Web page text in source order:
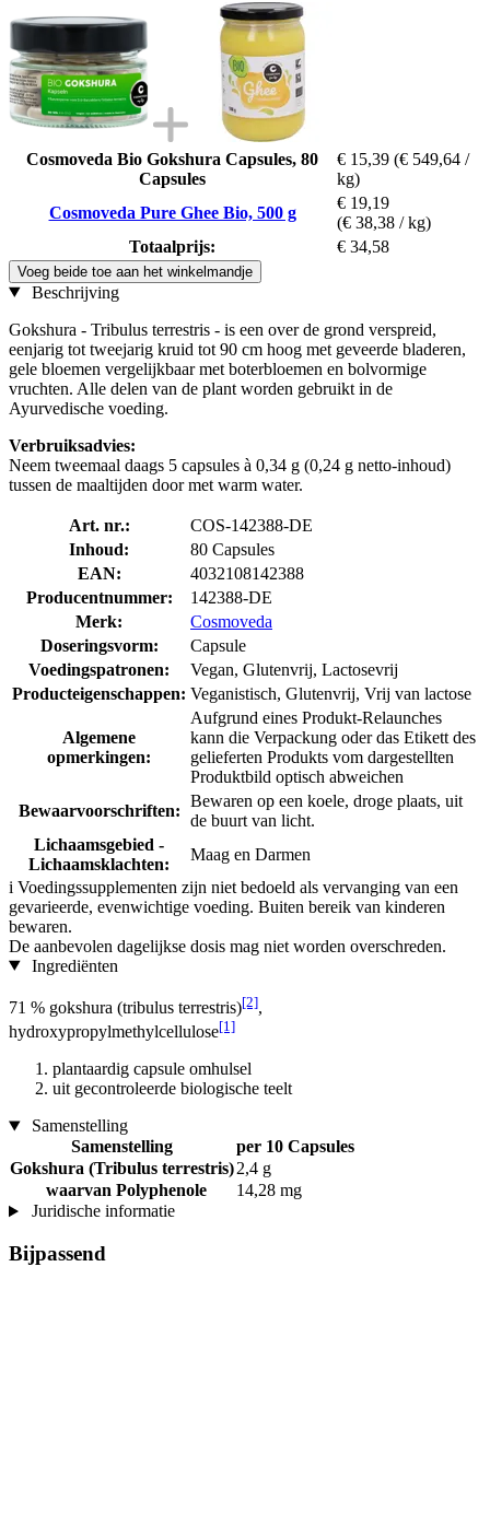
Cosmoveda Bio Gokshura Capsules, 80
Capsules
€ 15,39 (€ 549,64 /
kg)
Cosmoveda Pure Ghee Bio, 500 g
€ 19,19
(€ 38,38 / kg)
Totaalprijs:
€ 34,58
Voeg beide toe aan het winkelmandje
Beschrijving
Gokshura - Tribulus terrestris - is een over de grond verspreid,
eenjarig tot tweejarig kruid tot 90 cm hoog met geveerde bladeren,
gele bloemen vergelijkbaar met boterbloemen en bolvormige
vruchten. Alle delen van de plant worden gebruikt in de
Ayurvedische voeding.
Verbruiksadvies:
Neem tweemaal daags 5 capsules à 0,34 g (0,24 g netto-inhoud)
tussen de maaltijden door met warm water.
Art. nr.:
COS-142388-DE
Inhoud:
80 Capsules
EAN:
4032108142388
Producentnummer:
142388-DE
Merk:
Cosmoveda
Doseringsvorm:
Capsule
Voedingspatronen:
Vegan, Glutenvrij, Lactosevrij
Producteigenschappen: Veganistisch, Glutenvrij, Vrij van lactose
Algemene
opmerkingen:
Aufgrund eines Produkt-Relaunches
kann die Verpackung oder das Etikett des
gelieferten Produkts vom dargestellten
Produktbild optisch abweichen
Bewaarvoorschriften:
Bewaren op een koele, droge plaats, uit
de buurt van licht.
Lichaamsgebied -
Lichaamsklachten:
Maag en Darmen
i Voedingssupplementen zijn niet bedoeld als vervanging van een
gevarieerde, evenwichtige voeding. Buiten bereik van kinderen
bewaren.
De aanbevolen dagelijkse dosis mag niet worden overschreden.
Ingrediënten
71 % gokshura (tribulus terrestris)[2],
hydroxypropylmethylcellulose[1]
plantaardig capsule omhulsel
uit gecontroleerde biologische teelt
Samenstelling
Samenstelling
per 10 Capsules
Gokshura (Tribulus terrestris)2,4 g
waarvan Polyphenole
14,28 mg
Juridische informatie
Bijpassend